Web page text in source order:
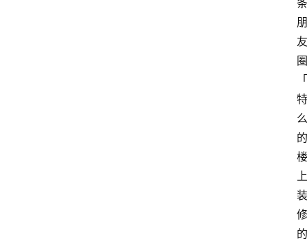
条
朋
友
圈
「
特
么
的
楼
上
装
修
的